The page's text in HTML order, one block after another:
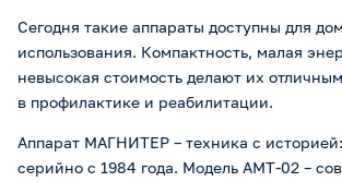
Сегодня такие аппараты доступны для
использования. Компактность, малая
невысокая стоимость делают их
в профилактике и реабилитации.
Аппарат МАГНИТЕР – техника с
серийно с 1984 года. Модель АМТ-02 –